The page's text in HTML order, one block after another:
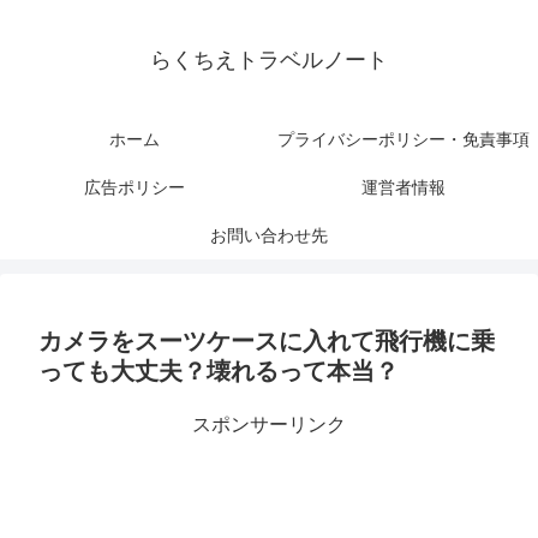
らくちえトラベルノート
ホーム プライバシーポリシー・免責事項
広告ポリシー 運営者情報
お問い合わせ先
カメラをスーツケースに入れて飛行機に乗
っても大丈夫？壊れるって本当？
スポンサーリンク